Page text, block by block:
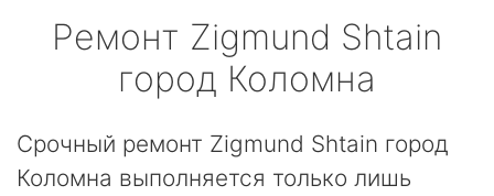
Ремонт Zigmund Shtain
город Коломна
Срочный ремонт Zigmund Shtain город
Коломна выполняется только лишь